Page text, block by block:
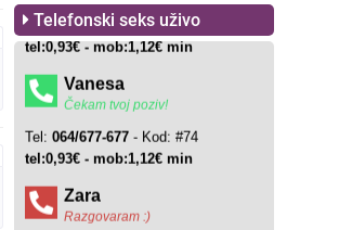
Telefonski seks uživo